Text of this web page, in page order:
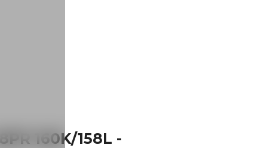
160K/158L -